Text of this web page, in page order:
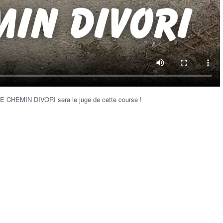
CHEMIN DIVORI sera le juge de cette course !